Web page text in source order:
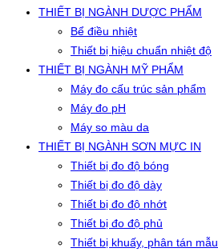
THIẾT BỊ NGÀNH DƯỢC PHẨM
Bể điều nhiệt
Thiết bị hiệu chuẩn nhiệt độ
THIẾT BỊ NGÀNH MỸ PHẨM
Máy đo cấu trúc sản phẩm
Máy đo pH
Máy so màu da
THIẾT BỊ NGÀNH SƠN MỰC IN
Thiết bị đo độ bóng
Thiết bị đo độ dày
Thiết bị đo độ nhớt
Thiết bị đo độ phủ
Thiết bị khuấy, phân tán mẫu